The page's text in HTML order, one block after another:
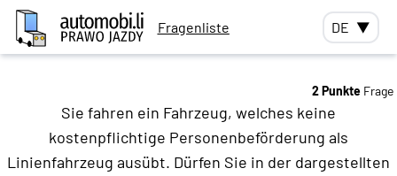
Fragenliste DE ▼
2 Punkte Frage
Sie fahren ein Fahrzeug, welches keine
kostenpflichtige Personenbeförderung als
Linienfahrzeug ausübt. Dürfen Sie in der dargestellten